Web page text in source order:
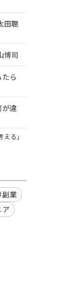
田聰
博司
ら
が違
る」
副業
ア